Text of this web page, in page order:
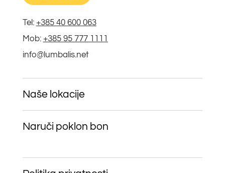
Tel: +385 40 600 063
Mob: +385 95 777 1111
info@lumbalis.net
Naše lokacije
Naruči poklon bon